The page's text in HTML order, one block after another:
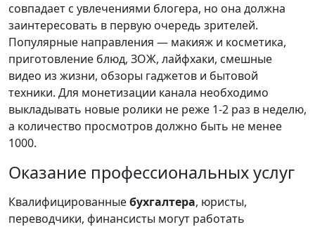
совпадает с увлечениями блогера, но она должна
заинтересовать в первую очередь зрителей.
Популярные направления — макияж и косметика,
приготовление блюд, ЗОЖ, лайфхаки, смешные
видео из жизни, обзоры гаджетов и бытовой
техники. Для монетизации канала необходимо
выкладывать новые ролики не реже 1-2 раз в неделю,
а количество просмотров должно быть не менее
1000.
Оказание профессиональных услуг
Квалифицированныебухгалтера, юристы,
переводчики, финансисты могут работать